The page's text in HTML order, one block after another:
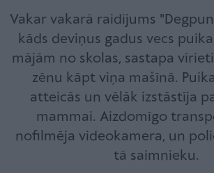
Vakar vakarā raidījums
kāds deviņus gadus vecs
mājām no skolas, sastapa
zēnu kāpt viņa mašīnā.
atteicās un vēlāk izstāstīja
mammai. Aizdomīgo
nofilmēja videokamera, un
tā saimnieku.